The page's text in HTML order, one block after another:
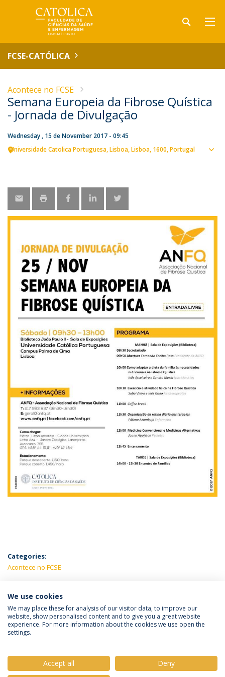
FCSE-CATÓLICA
Acontece no FCSE
Semana Europeia da Fibrose Quística
- Jornada de Divulgação
Wednesday , 15 de November 2017 - 09:45
Universidade Catolica Portuguesa Lisboa Lisboa 1600 Portugal
Categories:
Acontece no FCSE
LATEST NEWS
Política de Privacidade
Termos e Condições
We use cookies
We may place these for analysis of our visitor data, to improve our
website, show personalised content and to give you a great website
experience. For more information about the cookies we use open the
settings.
Accept all Deny